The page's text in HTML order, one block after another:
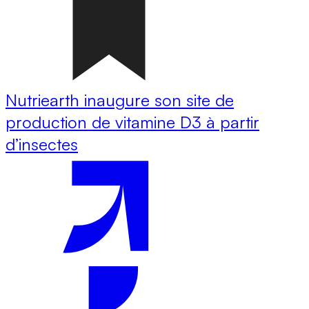
Nutriearth inaugure son site de
production de vitamine D3 à partir
d’insectes